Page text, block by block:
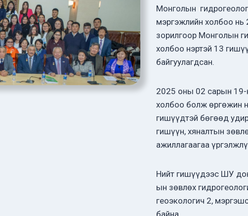
Монголын
мэргэжлийн холбоо нь
зорилгоор Монголын
холбоо нэртэй 13
байгуулагдсан.
2025 оны 02 сарын
холбоо болж өргөжин
гишүүдтэй бөгөөд
гишүүн, хяналтын
ажиллагаагаа
Нийт гишүүдээс ШУ
ын зөвлөх
геоэкологич 2,
байна.